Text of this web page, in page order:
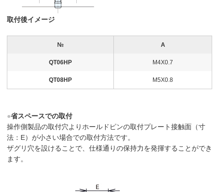
取付後イメージ
№ A
QT06HP M4X0.7
QT08HP M5X0.8
●省スペースでの取付
操作側製品の取付穴よりホールドピンの取付プレート接触面（寸
法：E）が小さい場合での取付方法です。
ザグリ穴を設けることで、仕様通りの保持力を発揮することができ
ます。